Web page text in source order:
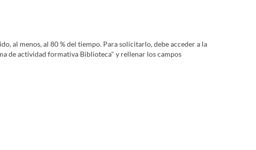
al menos, al 80 % del tiempo. Para solicitarlo, debe acceder a la
de actividad formativa Biblioteca" y rellenar los campos